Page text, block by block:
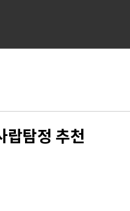
랍탐정 추천